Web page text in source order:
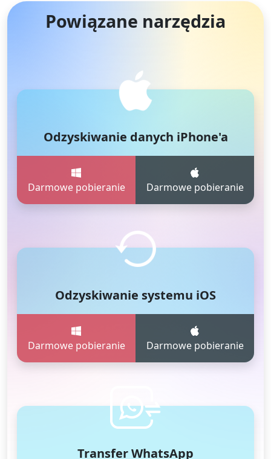
Powiązane narzędzia
Odzyskiwanie danych iPhone'a
Darmowe pobieranie Darmowe pobieranie
Odzyskiwanie systemu iOS
Darmowe pobieranie Darmowe pobieranie
Transfer WhatsApp